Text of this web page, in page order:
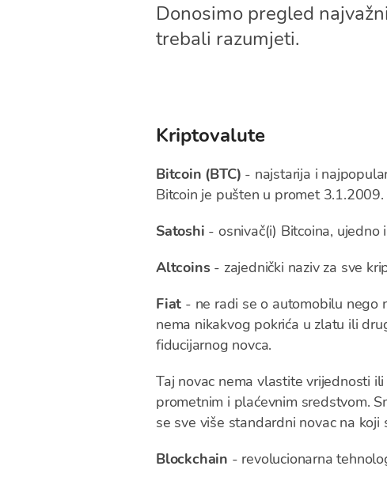
Donosimo pregled
trebali razumjeti.
Kriptovalute
Bitcoin (BTC) - najstarija i
Bitcoin je pušten u promet 3.1.2009.
Satoshi - osnivač(i) Bitcoina, ujedno
Altcoins - zajednički naziv za sve
Fiat - ne radi se o automobilu nego
nema nikakvog pokrića u zlatu ili
fiducijarnog novca.
Taj novac nema vlastite vrijednosti
prometnim i plaćevnim sredstvom.
se sve više standardni novac na
Blockchain - revolucionarna